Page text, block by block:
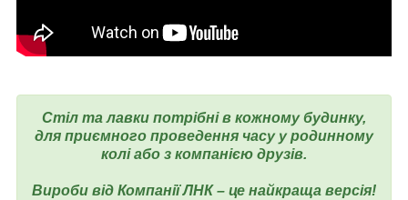
Стіл та лавки потрібні в кожному будинку,
для приємного проведення часу у родинному
колі або з компанією друзів.
Вироби від Компанії ЛНК – це найкраща версія!